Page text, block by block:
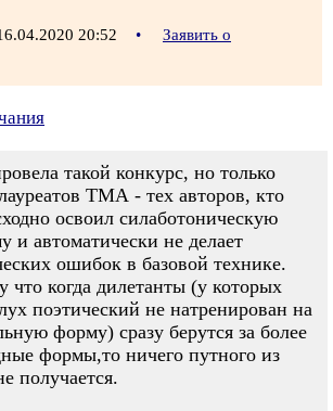
20:52 •
Заявить о
такой конкурс, но только
ТМА - тех авторов, кто
освоил силаботоническую
и автоматически не делает
ошибок в базовой технике.
что когда дилетанты (у которых
поэтический не натренирован на
форму) сразу берутся за более
формы,то ничего путного из
получается.